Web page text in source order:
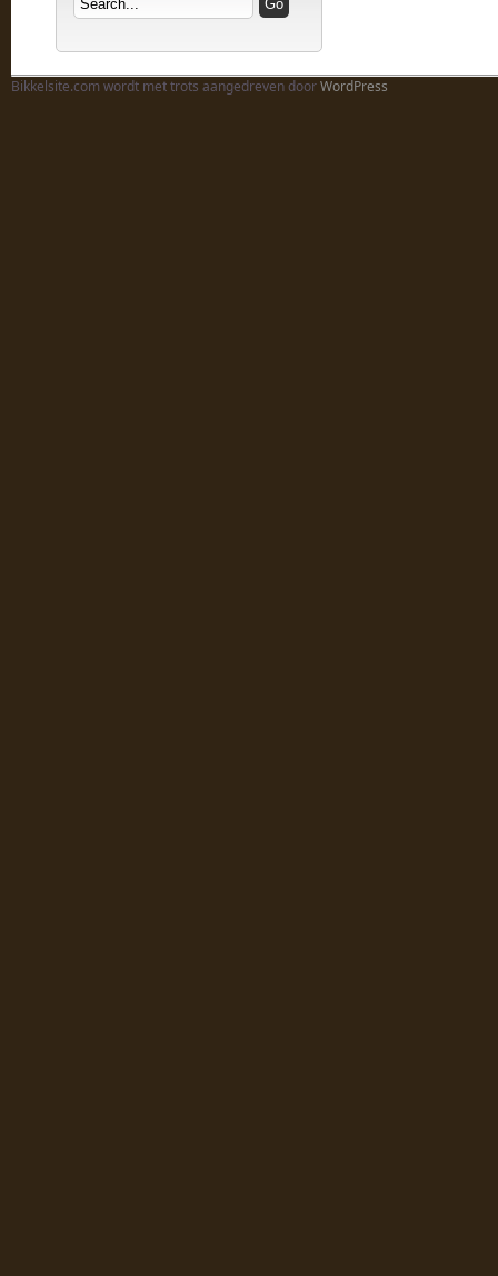
Bikkelsite.com wordt met trots aangedreven doorWordPress